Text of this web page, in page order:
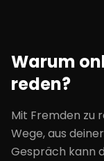
Warum
reden?
Mit Fremden zu
Wege, aus
Gespräch kann